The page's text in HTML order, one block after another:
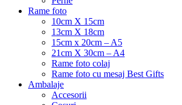
Rame foto
10cm X 15cm
13cm X 18cm
15cm x 20cm – A5
21cm X 30cm – A4
Rame foto colaj
Rame foto cu mesaj Best Gifts
Ambalaje
Accesorii